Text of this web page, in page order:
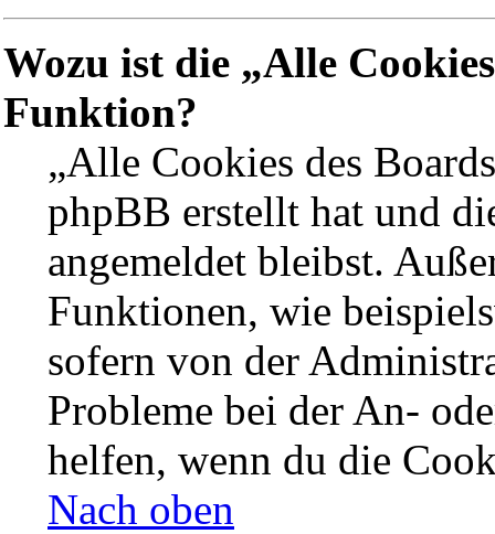
Wozu ist die „Alle
Funktion?
„Alle Cookies des
phpBB erstellt hat und
angemeldet bleibst.
Funktionen, wie
sofern von der
Probleme bei der An-
helfen, wenn du die
Nach oben